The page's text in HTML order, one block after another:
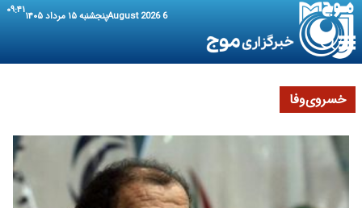
6 August 2026 پنجشنبه ۱۵ مرداد ۱۴۰۵ ۰۹:۴۱
خسروی‌وفا